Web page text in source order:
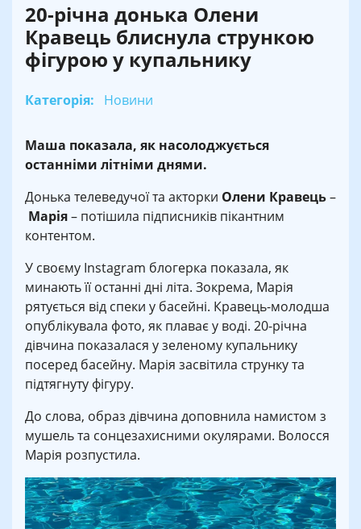
20-річна донька Олени
Кравець блиснула стрункою
фігурою у купальнику
Категорія: Новини
Маша показала, як насолоджується
останніми літніми днями.
Донька телеведучої та акторки Олени Кравець–
Марія– потішила підписників пікантним
контентом.
У своєму Instagram блогерка показала, як
минають її останні дні літа. Зокрема, Марія
рятується від спеки у басейні. Кравець-молодша
опублікувала фото, як плаває у воді. 20-річна
дівчина показалася у зеленому купальнику
посеред басейну. Марія засвітила струнку та
підтягнуту фігуру.
До слова, образ дівчина доповнила намистом з
мушель та сонцезахисними окулярами. Волосся
Марія розпустила.